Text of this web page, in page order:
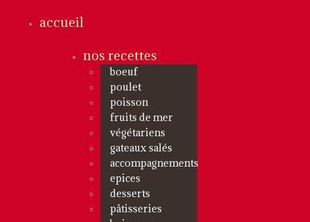
accueil
nos recettes
boeuf
poulet
poisson
fruits de mer
végétariens
gateaux salés
accompagnements
epices
desserts
pâtisseries